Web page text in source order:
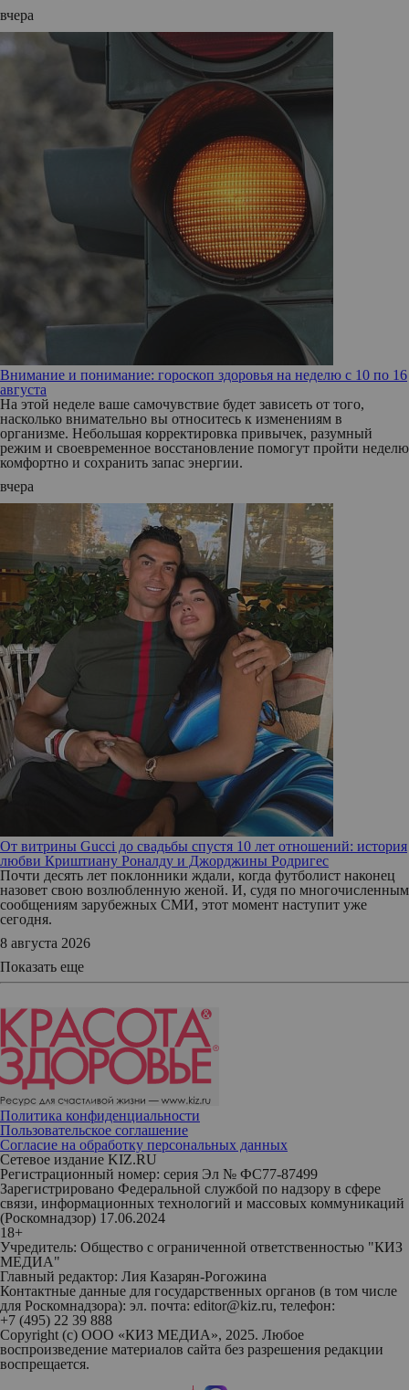
вчера
Внимание и понимание: гороскоп здоровья на неделю с 10 по 16
августа
На этой неделе ваше самочувствие будет зависеть от того,
насколько внимательно вы относитесь к изменениям в
организме. Небольшая корректировка привычек, разумный
режим и своевременное восстановление помогут пройти неделю
комфортно и сохранить запас энергии.
вчера
От витрины Gucci до свадьбы спустя 10 лет отношений: история
любви Криштиану Роналду и Джорджины Родригес
Почти десять лет поклонники ждали, когда футболист наконец
назовет свою возлюбленную женой. И, судя по многочисленным
сообщениям зарубежных СМИ, этот момент наступит уже
сегодня.
8 августа 2026
Показать еще
Политика конфиденциальности
Пользовательское соглашение
Согласие на обработку персональных данных
Сетевое издание KIZ.RU
Регистрационный номер: серия Эл № ФС77-87499
Зарегистрировано Федеральной службой по надзору в сфере
связи, информационных технологий и массовых коммуникаций
(Роскомнадзор) 17.06.2024
18+
Учредитель: Общество с ограниченной ответственностью "КИЗ
МЕДИА"
Главный редактор: Лия Казарян-Рогожина
Контактные данные для государственных органов (в том числе
для Роскомнадзора): эл. почта: editor@kiz.ru, телефон:
+7 (495) 22 39 888
Copyright (с) ООО «КИЗ МЕДИА», 2025. Любое
воспроизведение материалов сайта без разрешения редакции
воспрещается.